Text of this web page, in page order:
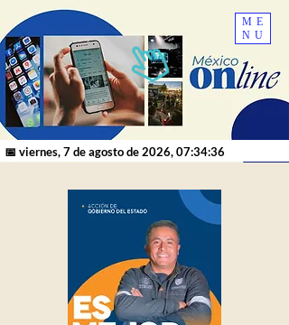
ME
NU
📅 viernes, 7 de agosto de 2026, 07:34:36